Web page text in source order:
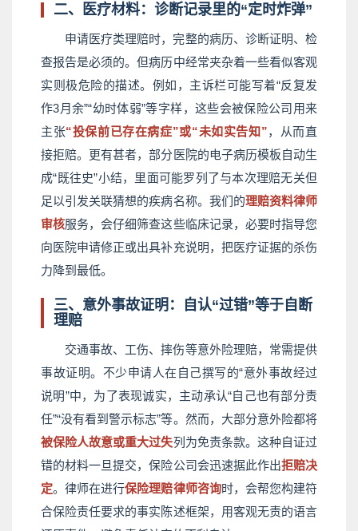
二、医疗材料：诊断记录里的“定时炸弹”
申请医疗类理赔时，完整的病历、诊断证明、检
查报告是必须的。但病历中经常夹杂着一些看似客观
实则极危险的描述。例如，主诉栏可能写着“反复发
作3月余”“幼时体弱”等字样，这些会被保险公司用来
主张“投保前已存在病症”或“未如实告知”，从而直
接拒赔。更有甚者，部分医院的电子病历模板自动生
成“既往史”小结，里面可能罗列了与本次理赔无关但
足以引发关联猜想的疾病名称。我们的理赔资料律师
审核服务，会仔细筛查这些临床记录，必要时指导您
向医院申请修正或出具补充说明，把医疗证据的杀伤
力降到最低。
三、意外事故证明：自认“过错”等于自断
理赔
交通事故、工伤、摔伤等意外险理赔，常需提供
事故证明。不少申请人在自己撰写的“意外事故经过
说明”中，为了表现诚实，主动承认“自己也有部分责
任”“没有看到警示标志”等。然而，大部分意外险都将
被保险人故意或重大过失列为免责条款。这种自证过
错的材料一旦提交，保险公司会迅速据此作出拒赔决
定。律师在进行保险理赔律师咨询时，会帮您构建符
合保险责任要求的事实陈述框架，用客观无责的语言